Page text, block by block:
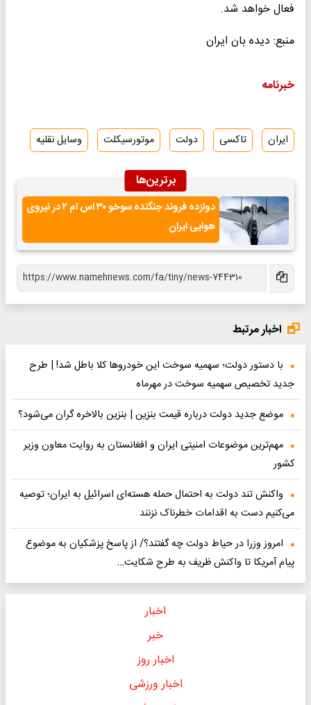
فعال خواهد شد.
منبع: دیده بان ایران
خبرنامه
ایران تاکسی دولت موتورسیکلت وسایل نقلیه
برترین‌ها
دوازده فروند جنگنده سوخو ۳۰ اس ام ۲ در نیروی
هوایی ایران
اخبار مرتبط
با دستور دولت؛ سهمیه سوخت این خودروها کلا باطل شد! | طرح
جدید تخصیص سهمیه سوخت در مهرماه
موضع جدید دولت درباره قیمت بنزین | بنزین بالاخره گران می‌شود؟
مهم‌ترین موضوعات امنیتی ایران و افغانستان به روایت معاون وزیر
کشور
واکنش تند دولت به احتمال حمله هسته‌ای اسرائیل به ایران؛ توصیه
می‌کنیم دست به اقدامات خطرناک نزنند
امروز وزرا در حیاط دولت چه گفتند؟/ از پاسخ پزشکیان به موضوع
پیام آمریکا تا واکنش ظریف به طرح شکایت…
اخبار
خبر
اخبار روز
اخبار ورزشی